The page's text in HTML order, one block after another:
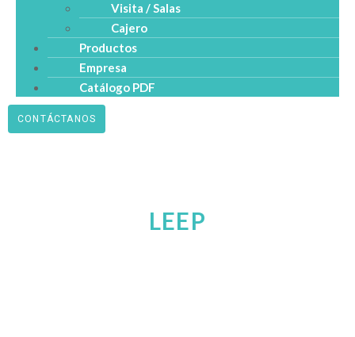
Visita / Salas
Cajero
Productos
Empresa
Catálogo PDF
CONTÁCTANOS
LEEP